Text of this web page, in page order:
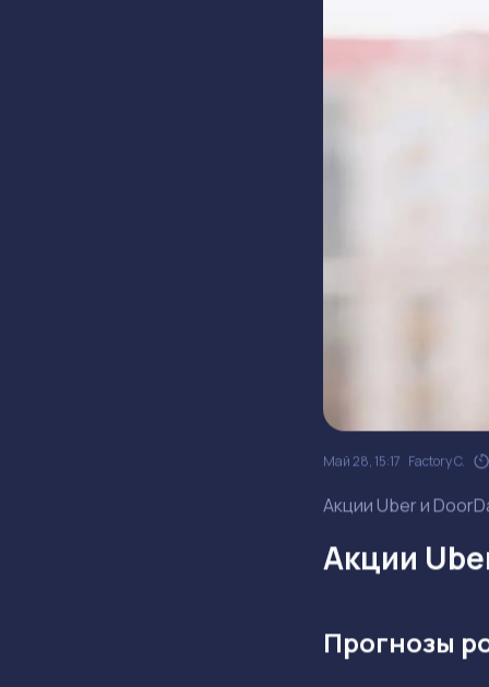
Май 28, 15:17 Factory C.
Акции Uber и
Акции
Прогнозы